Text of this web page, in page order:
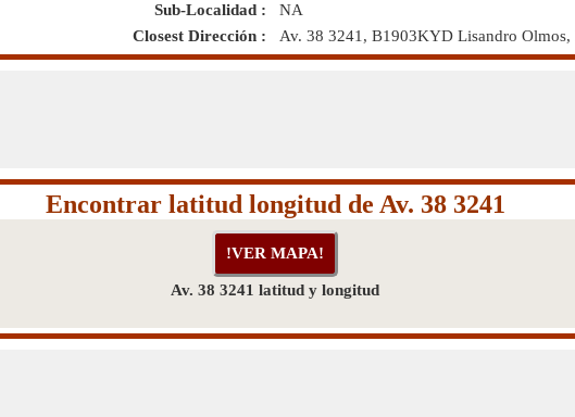
Sub-Localidad :
NA
Closest Dirección :
Av. 38 3241, B1903KYD Lisandro
Encontrar latitud longitud de Av. 38 3241
Av. 38 3241 latitud y longitud